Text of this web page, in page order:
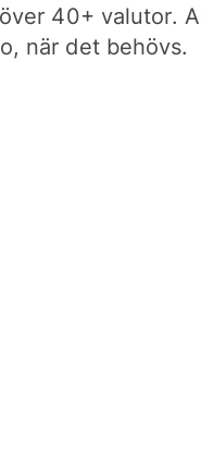
40+ valutor.
när det behövs.